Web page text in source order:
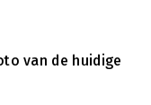
van de huidige